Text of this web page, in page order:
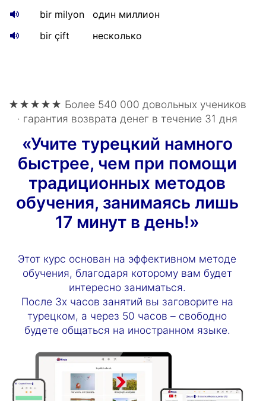
bir milyon
один миллион
bir çift
несколько
★★★★★ Более 540 000 довольных учеников
· гарантия возврата денег в течение 31 дня
«Учите турецкий намного
быстрее, чем при помощи
традиционных методов
обучения, занимаясь лишь
17 минут в день!»
Этот курс основан на эффективном методе
обучения, благодаря которому вам будет
интересно заниматься.
После 3х часов занятий вы заговорите на
турецком, а через 50 часов – свободно
будете общаться на иностранном языке.